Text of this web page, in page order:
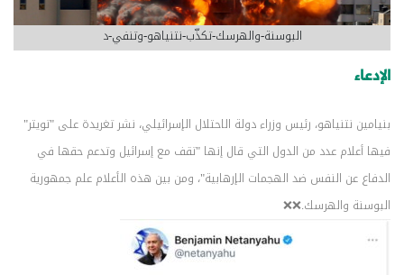
البوسنة-والهرسك-تكذّب-نتنياهو-وتنفي-د
الإدعاء
بنيامين نتنياهو، رئيس وزراء دولة الاحتلال الإسرائيلي، نشر تغريدة على "تويتر"
فيها أعلام عدد من الدول التي قال إنها "تقف مع إسرائيل وتدعم حقها في
الدفاع عن النفس ضد الهجمات الإرهابية"، ومن بين هذه الأعلام علم جمهورية
البوسنة والهرسك.❌❌